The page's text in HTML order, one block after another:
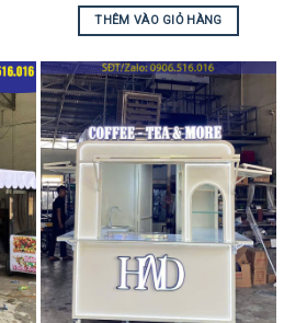
THÊM VÀO GIỎ HÀNG